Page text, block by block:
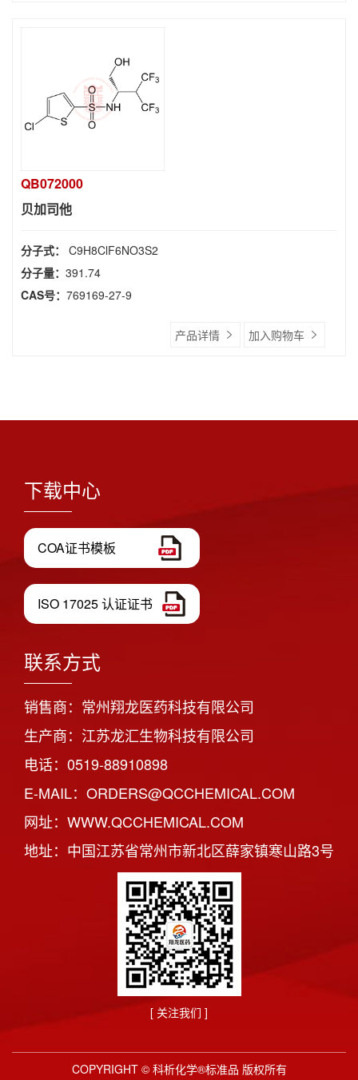
QB072000
贝加司他
分子式： C9H8ClF6NO3S2
分子量： 391.74
CAS号： 769169-27-9
产品详情 加入购物车
下载中心
COA证书模板
ISO 17025 认证证书
联系方式
销售商：常州翔龙医药科技有限公司
生产商：江苏龙汇生物科技有限公司
电话：0519-88910898
E-MAIL：ORDERS@QCCHEMICAL.COM
网址：WWW.QCCHEMICAL.COM
地址：中国江苏省常州市新北区薛家镇寒山路3号
[ 关注我们 ]
COPYRIGHT © 科析化学®标准品 版权所有